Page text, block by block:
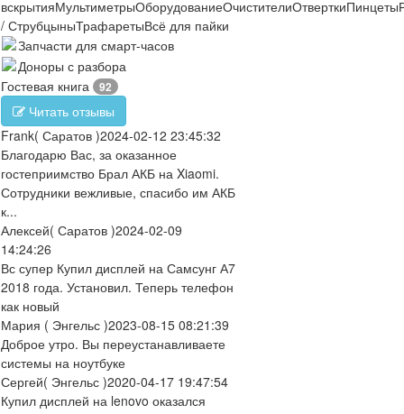
вскрытияМультиметрыОборудованиеОчистителиОтверткиПинцеты
/ СтрубцыныТрафаретыВсё для пайки
Запчасти для смарт-часов
Доноры с разбора
Гостевая книга
92
Читать отзывы
Frank( Саратов )2024-02-12 23:45:32
Благодарю Вас, за оказанное
гостеприимство Брал АКБ на Xiaomi.
Сотрудники вежливые, спасибо им АКБ
к...
Алексей( Саратов )2024-02-09
14:24:26
Вс супер Купил дисплей на Самсунг А7
2018 года. Установил. Теперь телефон
как новый
Мария ( Энгельс )2023-08-15 08:21:39
Доброе утро. Вы переустанавливаете
системы на ноутбуке
Сергей( Энгельс )2020-04-17 19:47:54
Купил дисплей на lenovo оказался